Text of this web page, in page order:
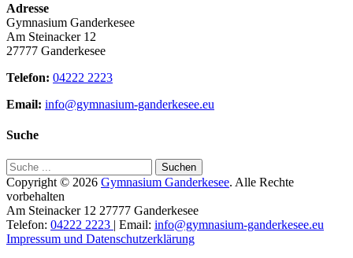
Adresse
Gymnasium Ganderkesee
Am Steinacker 12
27777 Ganderkesee
Telefon: 04222 2223
Email: info@gymnasium-ganderkesee.eu
Suche
Suche
für:
Copyright © 2026 Gymnasium Ganderkesee. Alle Rechte
vorbehalten
Am Steinacker 12 27777 Ganderkesee
Telefon: 04222 2223 | Email: info@gymnasium-ganderkesee.eu
Impressum und Datenschutzerklärung